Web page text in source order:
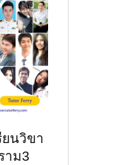
ยนวิขา
าม3